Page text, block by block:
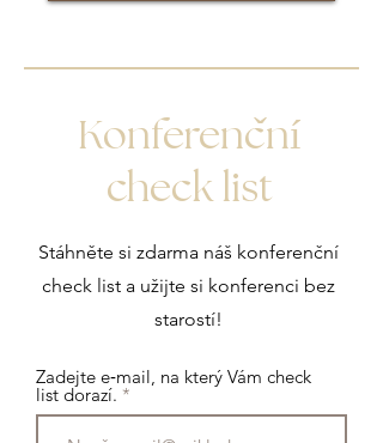
Konferencní
check list
ˇ
Stáhněte si zdarma náš konferenční
check list a užijte si konferenci bez
starostí!
Zadejte e‑mail, na který Vám check
list dorazí.